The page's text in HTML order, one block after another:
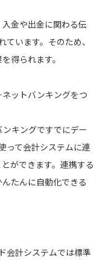
金や出金に関わる伝
います。そのため、
得られます。
ットバンキングをつ
キングですでにデー
って会計システムに連
ができます。連携する
たんに自動化できる
会計システムでは標準